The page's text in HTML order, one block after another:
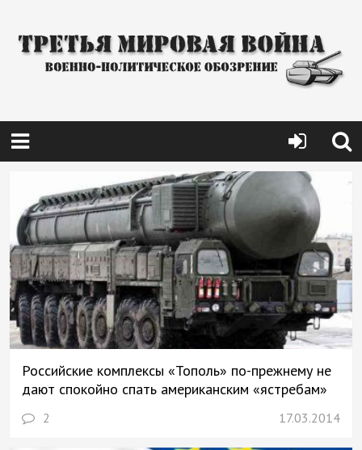
Российские комплексы «Тополь» по-прежнему не
дают спокойно спать американским «ястребам»
2 17.03.2014